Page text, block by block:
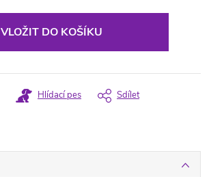
VLOŽIT DO KOŠÍKU
Hlídací pes Sdílet